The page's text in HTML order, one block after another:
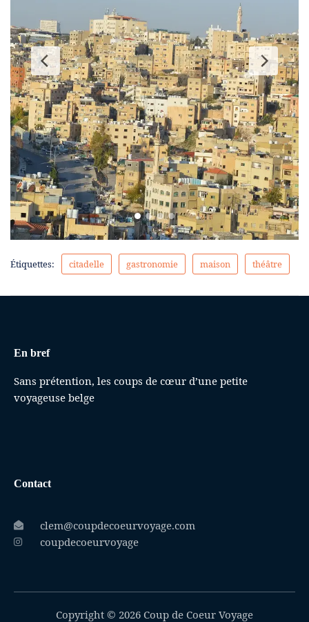
Étiquettes: citadelle gastronomie maison théâtre
En bref
Sans prétention, les coups de cœur d’une petite
voyageuse belge
Contact
clem@coupdecoeurvoyage.com
coupdecoeurvoyage
Copyright © 2026 Coup de Coeur Voyage